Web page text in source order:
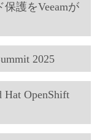
護をVeeamが
2025
Hat OpenShift